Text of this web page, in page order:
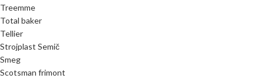
Treemme
Total baker
Tellier
Strojplast Semič
Smeg
Scotsman frimont